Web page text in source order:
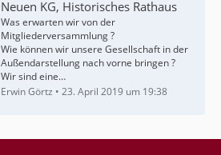
Neuen KG, Historisches Rathaus
Was erwarten wir von der
Mitgliederversammlung ?
Wie können wir unsere Gesellschaft in der
Außendarstellung nach vorne bringen ?
Wir sind eine…
Erwin Görtz
23. April 2019 um 19:38